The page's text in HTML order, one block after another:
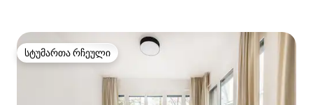
სტუმართა რჩეული
სტუმართა რჩეული